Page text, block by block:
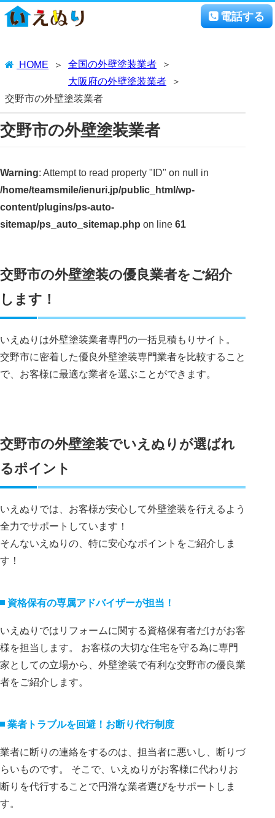
電話する
HOME
全国の外壁塗装業者
大阪府の外壁塗装業者
交野市の外壁塗装業者
交野市の外壁塗装業者
Warning: Attempt to read property "ID" on null in
/home/teamsmile/ienuri.jp/public_html/wp-
content/plugins/ps-auto-
sitemap/ps_auto_sitemap.php on line 61
交野市の外壁塗装の優良業者をご紹介
します！
いえぬりは外壁塗装業者専門の一括見積もりサイト。
交野市に密着した優良外壁塗装専門業者を比較すること
で、お客様に最適な業者を選ぶことができます。
交野市の外壁塗装でいえぬりが選ばれ
るポイント
いえぬりでは、お客様が安心して外壁塗装を行えるよう
全力でサポートしています！
そんないえぬりの、特に安心なポイントをご紹介しま
す！
資格保有の専属アドバイザーが担当！
いえぬりではリフォームに関する資格保有者だけがお客
様を担当します。 お客様の大切な住宅を守る為に専門
家としての立場から、外壁塗装で有利な交野市の優良業
者をご紹介します。
業者トラブルを回避！お断り代⾏制度
業者に断りの連絡をするのは、担当者に悪いし、断りづ
らいものです。 そこで、いえぬりがお客様に代わりお
断りを代⾏することで円滑な業者選びをサポートしま
す。